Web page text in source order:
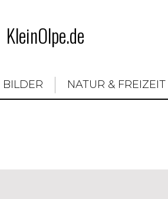
KleinOlpe.de
BILDER NATUR & FREIZEIT